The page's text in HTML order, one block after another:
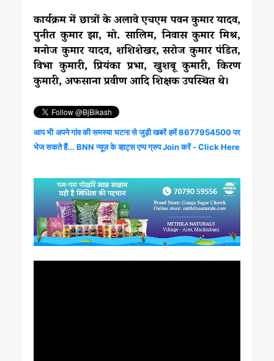
कार्यक्रम में छात्रों के अलावे एचएम पवन कुमार यादव,
पुनीत कुमार झा, मो. सालिम, निवास कुमार मिश्र,
मनोज कुमार यादव, शशिशेखर, सरोज कुमार पंडित,
विभा कुमारी, प्रियंका प्रभा, खुशबू कुमारी, किरण
कुमारी, अफसाना प्रवीण आदि शिक्षक उपस्थित थे।
आप भी अपने गांव की समस्या घटना से जुड़ी खबरें हमें 8677954500 पर
भेज सकते हैं... BNN न्यूज़ के व्हाट्स एप्प ग्रुप Join करें - Click Here